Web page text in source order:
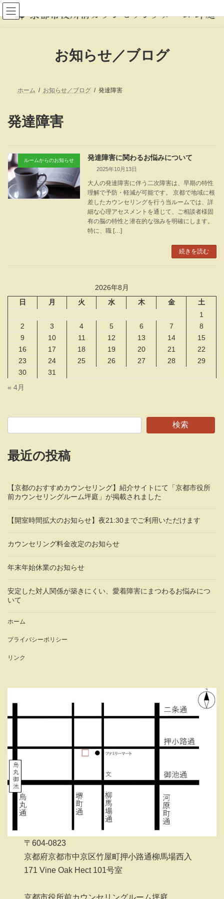
コ
ン
テ
ナ
ビ
ゲ
お知らせ／ブログ
ホーム お知らせ／ブログ 発達障害
発達障害
ルームからのお知らせ 発達障害に関わるお悩みについて
2025年10月13日
大人の発達障害に伴う二次障害は、早期の特性
理解で予防・軽減が可能です。 京都で地域に根
差したカウンセリングを行う当ルームでは、詳
細な心理アセスメントを通じて、ご相談者様固
有の脳の特性と潜在的な強みを明確にします。
特に、職 […]
続きを読む
2026年8月
日
月 火 水 木 金
土
1
2
3 4 5 6 7
8
9
10 11 12 13 14
15
16
17 18 19 20 21
22
23
24 25 26 27 28
29
30
31
« 4月
検索
最近の投稿
【京都のおすすめカウンセリング】紹介サイトにて「京都市役所
前カウンセリングルーム坪庭」が掲載されました
【開室時間拡大のお知らせ】夜21:30までご利用いただけます
カウンセリング料金改定のお知らせ
年末年始休業のお知らせ
安定した対人関係が築きにくい、愛着障害にまつわるお悩みにつ
いて
ホーム
プライバシーポリシー
リンク
〒604-0823
京都府京都市中京区竹屋町押小路通柳馬場西入
171 Vine Oak Hect 101号室
京都市役所前カウンセリングルーム坪庭